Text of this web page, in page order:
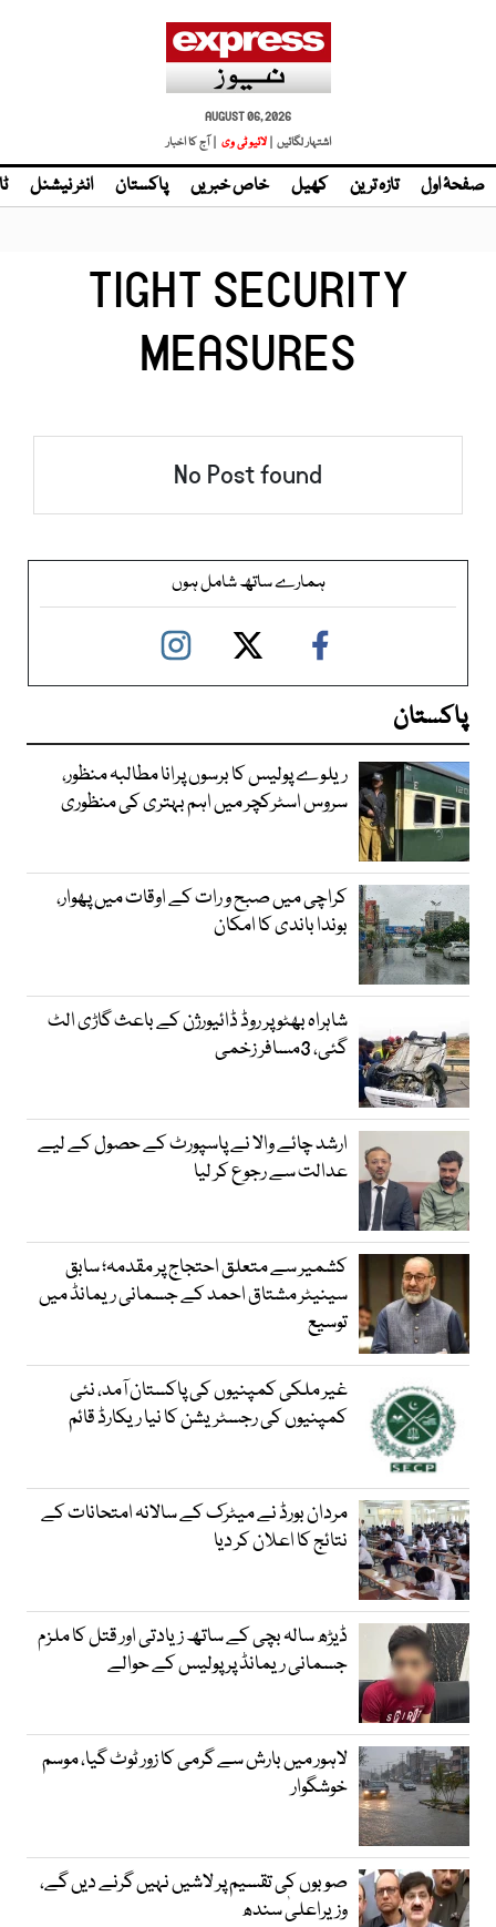
AUGUST 06, 2026
اشتہار لگائیں | لائیو ٹی وی | آج کا اخبار
صفحۂ اول تازہ ترین کھیل خاص خبریں پاکستان انٹر نیشنل
TIGHT SECURITY
MEASURES
No Post found
ہمارے ساتھ شامل ہوں
پاکستان
ریلوے پولیس کا برسوں پرانا مطالبہ منظور،
سروس اسٹرکچر میں اہم بہتری کی منظوری
کراچی میں صبح و رات کے اوقات میں پھوار،
بوندا باندی کا امکان
شاہراہ بھٹو پر روڈ ڈائیورژن کے باعث گاڑی الٹ
گئی، 3مسافر زخمی
ارشد چائے والا نے پاسپورٹ کے حصول کے لیے
عدالت سے رجوع کر لیا
کشمیر سے متعلق احتجاج پر مقدمہ؛ سابق
سینیٹر مشتاق احمد کے جسمانی ریمانڈ میں
توسیع
غیر ملکی کمپنیوں کی پاکستان آمد، نئی
کمپنیوں کی رجسٹریشن کا نیا ریکارڈ قائم
مردان بورڈ نے میٹرک کے سالانہ امتحانات کے
نتائج کا اعلان کر دیا
ڈیڑھ سالہ بچی کے ساتھ زیادتی اور قتل کا ملزم
جسمانی ریمانڈ پر پولیس کے حوالے
لاہور میں بارش سے گرمی کا زور ٹوٹ گیا، موسم
خوشگوار
صوبوں کی تقسیم پر لاشیں نہیں گرنے دیں گے،
وزیراعلیٰ سندھ